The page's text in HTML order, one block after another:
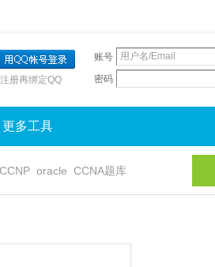
账号
密码
册再绑定QQ
更多工具
CCNP oracle CCNA题库